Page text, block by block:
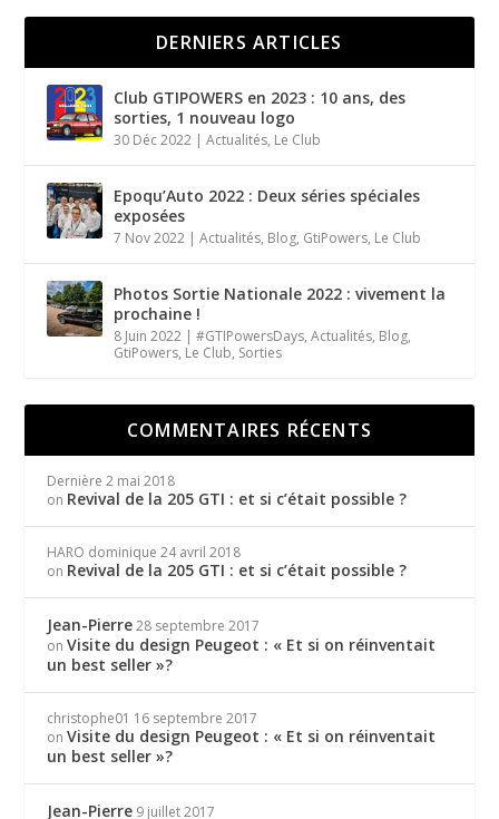
DERNIERS ARTICLES
Club GTIPOWERS en 2023 : 10 ans, des
sorties, 1 nouveau logo
30 Déc 2022 |Actualités, Le Club
Epoqu’Auto 2022 : Deux séries spéciales
exposées
7 Nov 2022 |Actualités, Blog, GtiPowers, Le Club
Photos Sortie Nationale 2022 : vivement la
prochaine !
8 Juin 2022 |#GTIPowersDays,Actualités, Blog,
GtiPowers, Le Club, Sorties
COMMENTAIRES RÉCENTS
Dernière 2 mai 2018
on Revival de la 205 GTI : et si c’était possible ?
HARO dominique 24 avril 2018
on Revival de la 205 GTI : et si c’était possible ?
Jean-Pierre 28 septembre 2017
onVisite du design Peugeot : « Et si on réinventait
un best seller »?
christophe01 16 septembre 2017
onVisite du design Peugeot : « Et si on réinventait
un best seller »?
Jean-Pierre 9 juillet 2017